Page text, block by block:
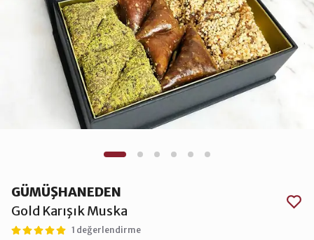
GÜMÜŞHANEDEN
Gold Karışık Muska
1 değerlendirme